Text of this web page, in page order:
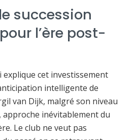
succession
l’ère post-
cet investissement
intelligente de
van Dijk, malgré son niveau
inévitablement du
Le club ne veut pas